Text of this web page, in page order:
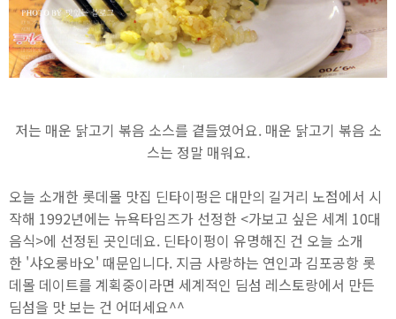
저는 매운 닭고기 볶음 소스를 곁들였어요. 매운 닭고기 볶음 소
스는 정말 매워요.
오늘 소개한 롯데몰 맛집 딘타이펑은 대만의 길거리 노점에서 시
작해 1992년에는 뉴욕타임즈가 선정한 <가보고 싶은 세계 10대
음식>에 선정된 곳인데요. 딘타이펑이 유명해진 건 오늘 소개
한 '샤오룽바오' 때문입니다. 지금 사랑하는 연인과 김포공항 롯
데몰 데이트를 계획중이라면 세계적인 딤섬 레스토랑에서 만든
딤섬을 맛 보는 건 어떠세요^^